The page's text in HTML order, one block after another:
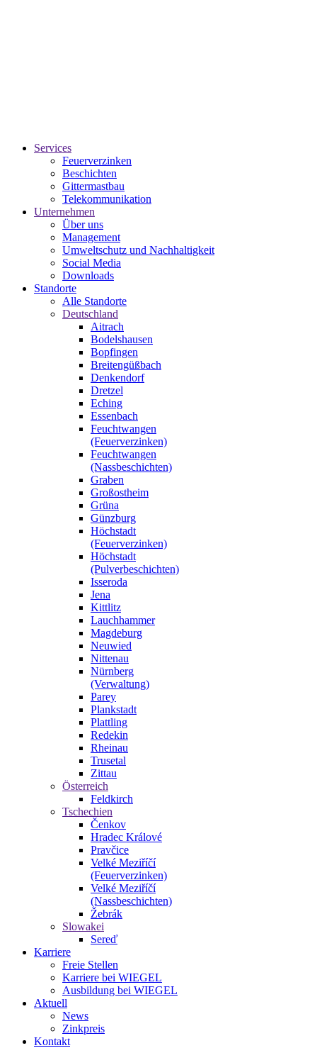
Services
Feuerverzinken
Beschichten
Gittermastbau
Telekommunikation
Unternehmen
Über uns
Management
Umweltschutz und Nachhaltigkeit
Social Media
Downloads
Standorte
Alle Standorte
Deutschland
Aitrach
Bodelshausen
Bopfingen
Breitengüßbach
Denkendorf
Dretzel
Eching
Essenbach
Feuchtwangen
(Feuerverzinken)
Feuchtwangen
(Nassbeschichten)
Graben
Großostheim
Grüna
Günzburg
Höchstadt
(Feuerverzinken)
Höchstadt
(Pulverbeschichten)
Isseroda
Jena
Kittlitz
Lauchhammer
Magdeburg
Neuwied
Nittenau
Nürnberg
(Verwaltung)
Parey
Plankstadt
Plattling
Redekin
Rheinau
Trusetal
Zittau
Österreich
Feldkirch
Tschechien
Čenkov
Hradec Králové
Pravčice
Velké Meziříčí
(Feuerverzinken)
Velké Meziříčí
(Nassbeschichten)
Žebrák
Slowakei
Sereď
Karriere
Freie Stellen
Karriere bei WIEGEL
Ausbildung bei WIEGEL
Aktuell
News
Zinkpreis
Kontakt